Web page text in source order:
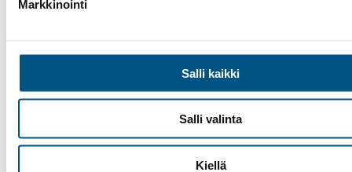
Markkinointi
Salli kaikki
Salli valinta
Kiellä
Työpaikat
UKK